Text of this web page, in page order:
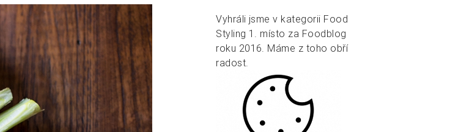
Vyhráli jsme v kategorii Food
Styling 1. místo za Foodblog
roku 2016. Máme z toho obří
radost.